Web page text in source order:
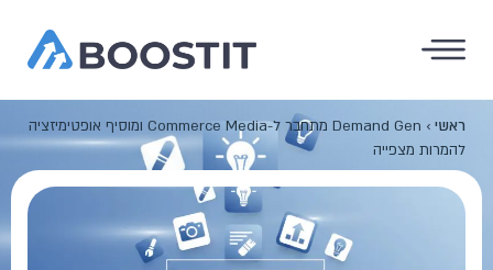
ראשי ›
Demand Gen מתחבר ל-Commerce Media ומוסיף אופטימיזציה
להמרות מצפייה